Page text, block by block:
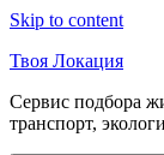
Skip to content
Твоя Локация
Сервис подбора
транспорт,